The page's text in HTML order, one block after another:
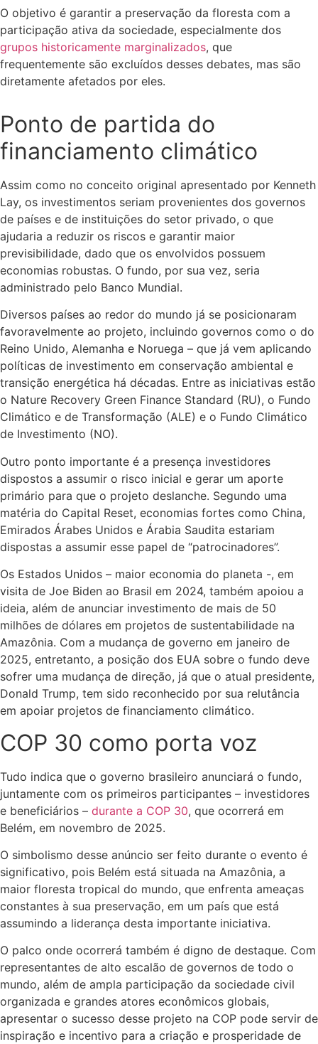
O objetivo é garantir a preservação da floresta com a
participação ativa da sociedade, especialmente dos
grupos historicamente marginalizados, que
frequentemente são excluídos desses debates, mas são
diretamente afetados por eles.
Ponto de partida do
financiamento climático
Assim como no conceito original apresentado por Kenneth
Lay, os investimentos seriam provenientes dos governos
de países e de instituições do setor privado, o que
ajudaria a reduzir os riscos e garantir maior
previsibilidade, dado que os envolvidos possuem
economias robustas. O fundo, por sua vez, seria
administrado pelo Banco Mundial.
Diversos países ao redor do mundo já se posicionaram
favoravelmente ao projeto, incluindo governos como o do
Reino Unido, Alemanha e Noruega – que já vem aplicando
políticas de investimento em conservação ambiental e
transição energética há décadas. Entre as iniciativas estão
o Nature Recovery Green Finance Standard (RU), o Fundo
Climático e de Transformação (ALE) e o Fundo Climático
de Investimento (NO).
Outro ponto importante é a presença investidores
dispostos a assumir o risco inicial e gerar um aporte
primário para que o projeto deslanche. Segundo uma
matéria do Capital Reset, economias fortes como China,
Emirados Árabes Unidos e Árabia Saudita estariam
dispostas a assumir esse papel de “patrocinadores”.
Os Estados Unidos – maior economia do planeta -, em
visita de Joe Biden ao Brasil em 2024, também apoiou a
ideia, além de anunciar investimento de mais de 50
milhões de dólares em projetos de sustentabilidade na
Amazônia. Com a mudança de governo em janeiro de
2025, entretanto, a posição dos EUA sobre o fundo deve
sofrer uma mudança de direção, já que o atual presidente,
Donald Trump, tem sido reconhecido por sua relutância
em apoiar projetos de financiamento climático.
COP 30 como porta voz
Tudo indica que o governo brasileiro anunciará o fundo,
juntamente com os primeiros participantes – investidores
e beneficiários – durante a COP 30, que ocorrerá em
Belém, em novembro de 2025.
O simbolismo desse anúncio ser feito durante o evento é
significativo, pois Belém está situada na Amazônia, a
maior floresta tropical do mundo, que enfrenta ameaças
constantes à sua preservação, em um país que está
assumindo a liderança desta importante iniciativa.
O palco onde ocorrerá também é digno de destaque. Com
representantes de alto escalão de governos de todo o
mundo, além de ampla participação da sociedade civil
organizada e grandes atores econômicos globais,
apresentar o sucesso desse projeto na COP pode servir de
inspiração e incentivo para a criação e prosperidade de